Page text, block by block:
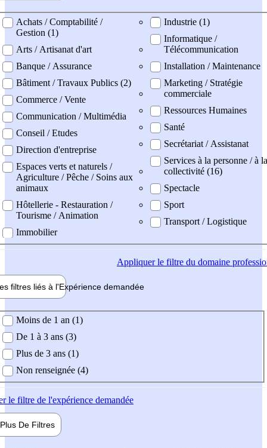
professionel
Achats / Comptabilité /
Gestion (1)
Arts / Artisanat d'art
Banque / Assurance
Bâtiment / Travaux Publics (2)
Commerce / Vente
Communication / Multimédia
Conseil / Etudes
Direction d'entreprise
Espaces verts et naturels /
Agriculture / Pêche / Soins aux
animaux
Hôtellerie - Restauration /
Tourisme / Animation
Immobilier
Industrie (1)
Informatique /
Télécommunication
Installation / Maintenance
Marketing / Stratégie
commerciale
Ressources Humaines
Santé
Secrétariat / Assistanat
Services à la personne / à la
collectivité (16)
Spectacle
Sport
Transport / Logistique
Appliquerle filtre du domaine
filtres liés à l'Expérience demandée
demandée
Moins de 1 an (1)
De 1 à 3 ans (3)
Plus de 3 ans (1)
Non renseignée (4)
le filtre de l'expérience demandée
Plus De Filtres